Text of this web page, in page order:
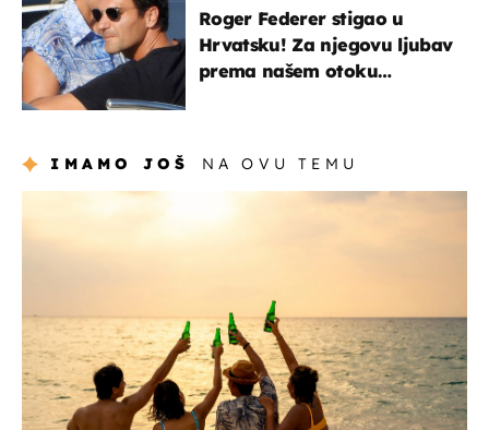
Roger Federer stigao u
Hrvatsku! Za njegovu ljubav
prema našem otoku
IMAMO JOŠ NA OVU TEMU